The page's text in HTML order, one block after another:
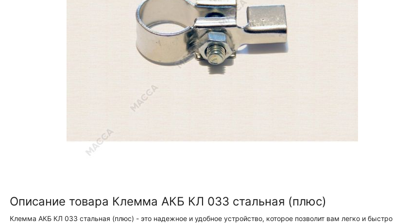
Описание товара Клемма АКБ КЛ 033 стальная (плюс)
Клемма АКБ КЛ 033 стальная (плюс) - это надежное и удобное устройство, которое позволит вам легко и быстро